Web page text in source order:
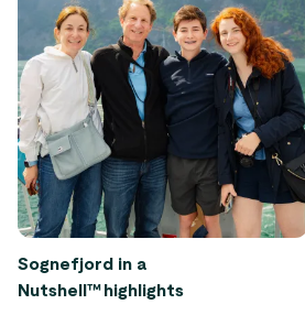
Sognefjord in a
Nutshell™ highlights